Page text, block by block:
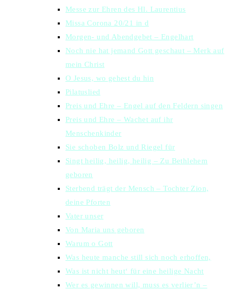
Messe zur Ehren des Hl. Laurentius
Missa Corona 20/21 in d
Morgen- und Abendgebet – Engelhart
Noch nie hat jemand Gott geschaut – Merk auf
mein Christ
O Jesus, wo gehest du hin
Pilatuslied
Preis und Ehre – Engel auf den Feldern singen
Preis und Ehre – Wachet auf ihr
Menschenkinder
Sie schoben Bolz und Riegel für
Singt heilig, heilig, heilig – Zu Bethlehem
geboren
Sterbend trägt der Mensch – Tochter Zion,
deine Pforten
Vater unser
Von Maria uns geboren
Warum o Gott
Was heute manche still sich noch erhoffen,
Was ist nicht heut‘ für eine heilige Nacht
Wer es gewinnen will, muss es verlier’n –